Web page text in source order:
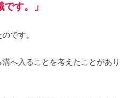
す。
」
です。
へ入ることを考えたことがあり